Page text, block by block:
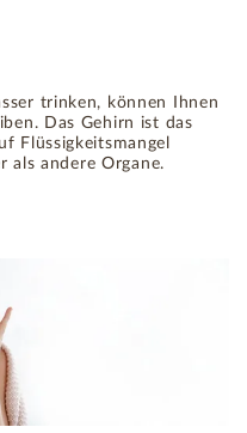
trinken, können Ihnen
Das Gehirn ist das
Flüssigkeitsmangel
als andere Organe.